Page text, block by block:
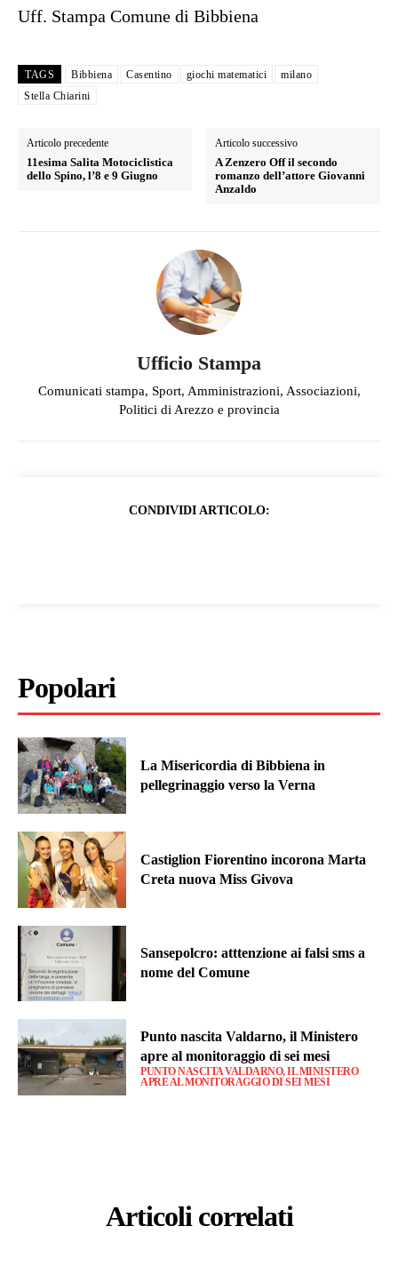
Uff. Stampa Comune di Bibbiena
TAGS Bibbiena Casentino giochi matematici
milano
Stella Chiarini
Articolo precedente
11esima Salita Motociclistica
dello Spino, l’8 e 9 Giugno
Articolo successivo
A Zenzero Off il secondo
romanzo dell’attore Giovanni
Anzaldo
Ufficio Stampa
Comunicati stampa, Sport, Amministrazioni, Associazioni,
Politici di Arezzo e provincia
CONDIVIDI ARTICOLO:
Popolari
La Misericordia di Bibbiena in
pellegrinaggio verso la Verna
Castiglion Fiorentino incorona Marta
Creta nuova Miss Givova
Sansepolcro: atttenzione ai falsi sms a
nome del Comune
Punto nascita Valdarno, il Ministero
apre al monitoraggio di sei mesi
PUNTO NASCITA VALDARNO, IL MINISTERO
APRE AL MONITORAGGIO DI SEI MESI
Articoli correlati